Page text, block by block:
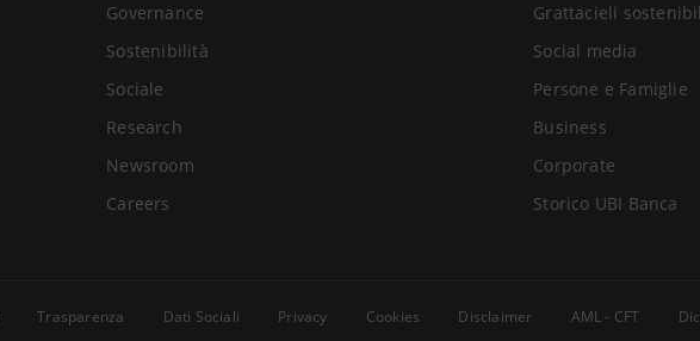
Governance
Sostenibilità
Sociale
Research
Newsroom
Careers
Grattacieli
Social media
Persone e Famiglie
Business
Corporate
Storico UBI Banca
Trasparenza Dati Sociali Privacy Cookies Disclaimer AML - CFT